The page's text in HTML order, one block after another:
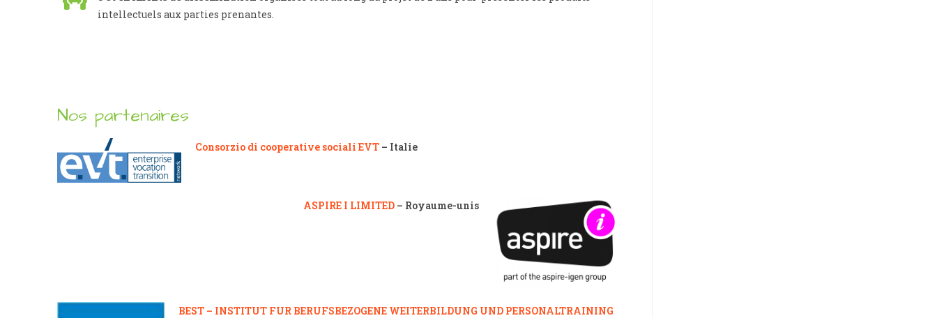
intellectuels aux parties prenantes.
Nos partenaires
Consorzio di cooperative sociali EVT – Italie
ASPIRE I LIMITED– Royaume-unis
BEST – INSTITUT FUR BERUFSBEZOGENE WEITERBILDUNG UND PERSONALTRAINING